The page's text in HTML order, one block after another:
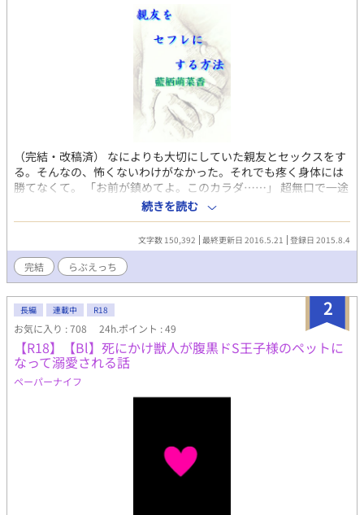
（完結・改稿済） なによりも大切にしていた親友とセックスをす
る。そんなの、怖くないわけがなかった。それでも疼く身体には
勝てなくて。 「お前が鎮めてよ。このカラダ……」 超無口で一途
な攻めと、強気なのに臆病な受けが、親友から一歩進んでその関
係を変えていく。 ---------- 無口で一途な筋肉系×強気で臆病
な美人系。大学生ＢＬ。 受け視点の一人称。露骨語多用。エロ濃
いめ。 ボーイズラブ/R18/ハッピーエンド/らぶえっち/甘々/親友/
強気美人/臆病/淫乱/無自覚初恋/一途/嫉妬/無口/筋肉/巨根/ドライ
オーガズム/アニリングス/精嚢マッサージ/潮吹き♂ 初稿
2016.5.21 〔小説家になろう・アルファポリスにて〕 第２稿
2016.12.28 〔アルファポリスにて〕 2017.1.31〔小説家にな
ろう〕へも移植。 他作品の連載更新情報はツイッター
@aismonakaで。 ★大悟視点の続編『恋人の望みを叶える方法』
連載中。
続きを読む
文字数 150,392 最終更新日 2016.5.21 登録日 2015.8.4
完結 らぶえっち
2
長編 連載中 R18
お気に入り : 708 24h.ポイント : 49
【R18】【Bl】死にかけ獣人が腹黒ドS王子様のペットに
なって溺愛される話
ペーパーナイフ